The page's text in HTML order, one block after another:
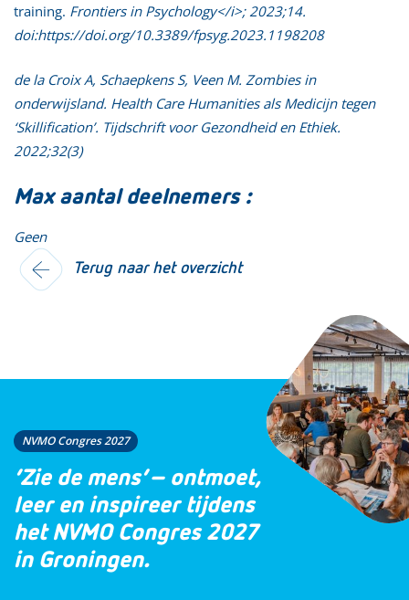
training. Frontiers in Psychology</i>; 2023;14.
doi:https://doi.org/10.3389/fpsyg.2023.1198208
de la Croix A, Schaepkens S, Veen M. Zombies in
onderwijsland. Health Care Humanities als Medicijn tegen
‘Skillification’. Tijdschrift voor Gezondheid en Ethiek.
2022;32(3)
Max aantal deelnemers :
Geen
Terug naar het overzicht
NVMO Congres 2027
‘Zie de mens’ – ontmoet,
leer en inspireer tijdens
het NVMO Congres 2027
in Groningen.